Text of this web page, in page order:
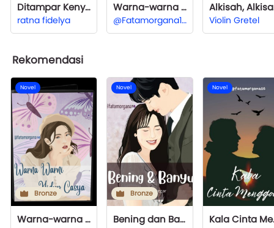
Ditampar Kenyataan
ratna fidelya
Warna-warna Hidup Casya
@Fatamorgana16 Violin Gretel
Rekomendasi
Novel
Bronze
Warna-warna Hidup Casya
Novel
Bronze
Bening dan Banyu
Novel